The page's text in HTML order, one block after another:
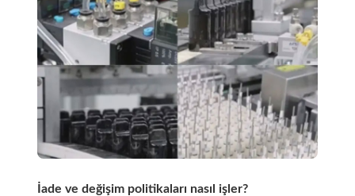
İade ve değişim politikaları nasıl işler?